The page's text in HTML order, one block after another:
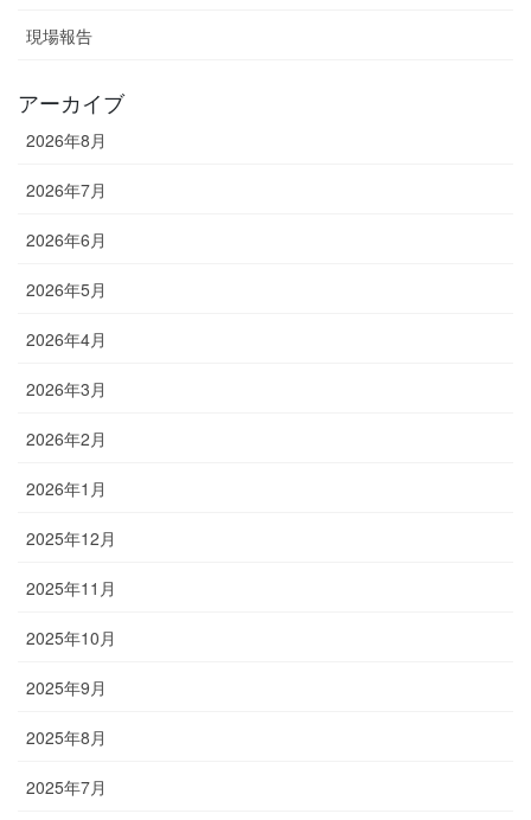
現場報告
アーカイブ
2026年8月
2026年7月
2026年6月
2026年5月
2026年4月
2026年3月
2026年2月
2026年1月
2025年12月
2025年11月
2025年10月
2025年9月
2025年8月
2025年7月